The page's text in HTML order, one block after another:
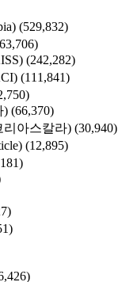
(529,832)
(242,282)
(111,841)
) (66,370)
리아스칼라) (30,940)
(12,895)